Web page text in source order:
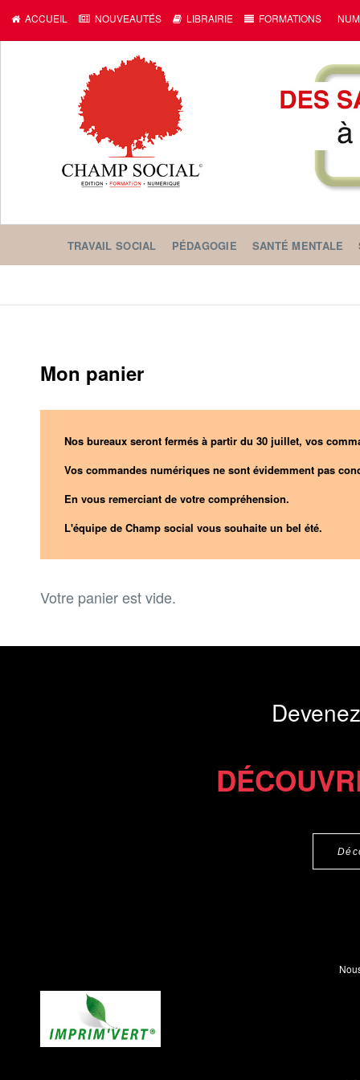
ACCUEIL NOUVEAUTÉS LIBRAIRIE FORMATIONS
TRAVAIL SOCIAL PÉDAGOGIE SANTÉ MENTALE
Mon panier
Nos bureaux seront fermés à partir du 30 juillet, vos
Vos commandes numériques ne sont évidemment pas
En vous remerciant de votre compréhension.
L'équipe de Champ social vous souhaite un bel été.
Votre panier est vide.